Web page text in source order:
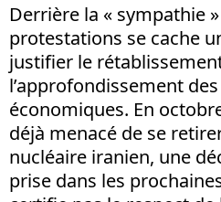
Derrière la « sympathie
protestations se cache
justifier le
l’approfondissement
économiques. En
déjà menacé de se
nucléaire iranien, une
prise dans les